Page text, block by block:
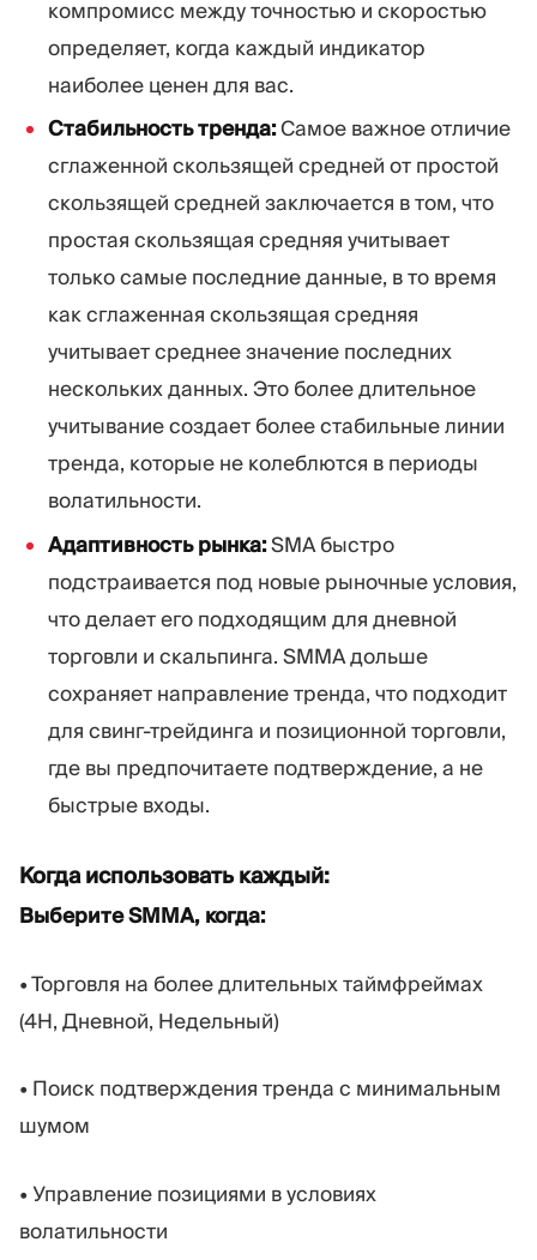
компромисс между точностью и скоростью
определяет, когда каждый индикатор
наиболее ценен для вас.
Стабильность тренда:Самое важное отличие
сглаженной скользящей средней от простой
скользящей средней заключается в том, что
простая скользящая средняя учитывает
только самые последние данные, в то время
как сглаженная скользящая средняя
учитывает среднее значение последних
нескольких данных. Это более длительное
учитывание создает более стабильные линии
тренда, которые не колеблются в периоды
волатильности.
Адаптивность рынка:SMA быстро
подстраивается под новые рыночные условия,
что делает его подходящим для дневной
торговли и скальпинга. SMMA дольше
сохраняет направление тренда, что подходит
для свинг-трейдинга и позиционной торговли,
где вы предпочитаете подтверждение, а не
быстрые входы.
Когда использовать каждый:
Выберите SMMA, когда:
• Торговля на более длительных таймфреймах
(4H, Дневной, Недельный)
• Поиск подтверждения тренда с минимальным
шумом
• Управление позициями в условиях
волатильности